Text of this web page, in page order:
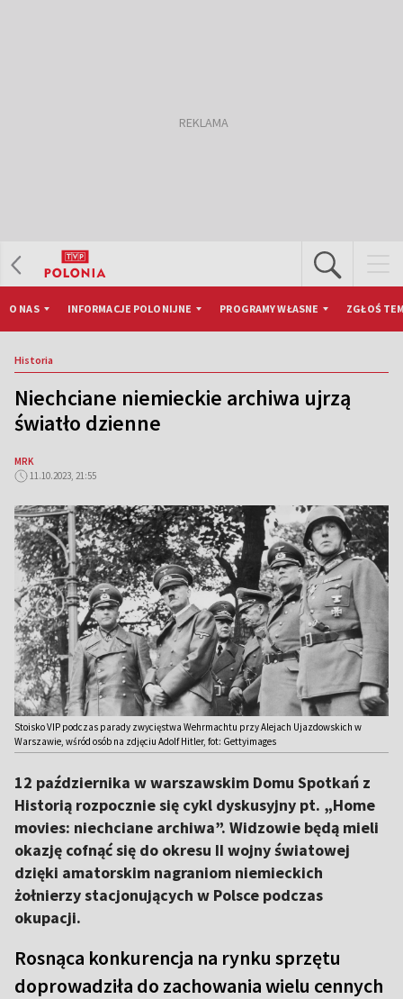
O NAS INFORMACJE POLONIJNE PROGRAMY WŁASNE ZGŁOŚ
Historia
Niechciane niemieckie archiwa ujrzą
światło dzienne
MRK
11.10.2023, 21:55
Stoisko VIP podczas parady zwycięstwa Wehrmachtu przy Alejach Ujazdowskich w
Warszawie, wśród osób na zdjęciu Adolf Hitler, fot: Gettyimages
12 października w warszawskim Domu Spotkań z
Historią rozpocznie się cykl dyskusyjny pt. „Home
movies: niechciane archiwa”. Widzowie będą mieli
okazję cofnąć się do okresu II wojny światowej
dzięki amatorskim nagraniom niemieckich
żołnierzy stacjonujących w Polsce podczas
okupacji.
Rosnąca konkurencja na rynku sprzętu
doprowadziła do zachowania wielu cennych